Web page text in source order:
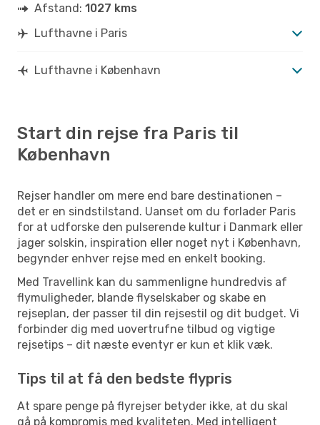
Afstand: 1027 kms
Lufthavne i Paris
Lufthavne i København
Start din rejse fra Paris til
København
Rejser handler om mere end bare destinationen –
det er en sindstilstand. Uanset om du forlader Paris
for at udforske den pulserende kultur i Danmark eller
jager solskin, inspiration eller noget nyt i København,
begynder enhver rejse med en enkelt booking.
Med Travellink kan du sammenligne hundredvis af
flymuligheder, blande flyselskaber og skabe en
rejseplan, der passer til din rejsestil og dit budget. Vi
forbinder dig med uovertrufne tilbud og vigtige
rejsetips – dit næste eventyr er kun et klik væk.
Tips til at få den bedste flypris
At spare penge på flyrejser betyder ikke, at du skal
gå på kompromis med kvaliteten. Med intelligent